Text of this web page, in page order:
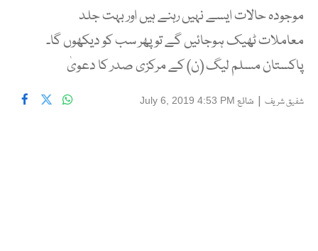
موجودہ حالات ایسے نہیں رہنے ہیں اور بہت جلد
معاملات ٹھیک ہوجائیں گے تو پھر سب کو دیکھوں گا۔
پاکستان مسلم لیگ (ن) کے مرکزی صدر کا دعویٰ
شفیق شریف | شائع July 6, 2019 4:53 PM